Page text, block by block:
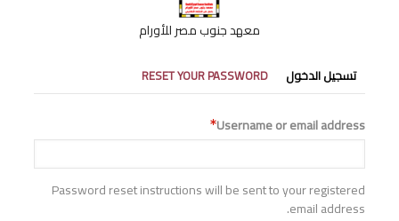
معهد جنوب مصر للأورام
التبويبات
الأساسية
تسجيل الدخول RESET YOUR PASSWORD
Username or email address
Password reset instructions will be sent to your registered
email address.